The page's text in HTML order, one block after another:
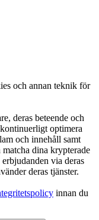
och annan teknik för
deras beteende och
optimera
och innehåll samt
dina krypterade
via deras
deras tjänster.
innan du